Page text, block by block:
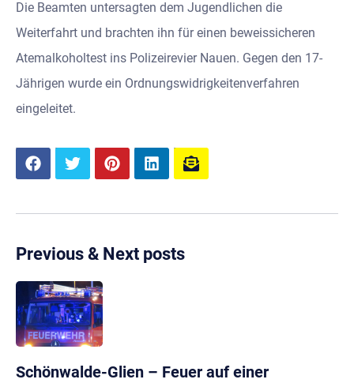
Die Beamten untersagten dem Jugendlichen die
Weiterfahrt und brachten ihn für einen beweissicheren
Atemalkoholtest ins Polizeirevier Nauen. Gegen den 17-
Jährigen wurde ein Ordnungswidrigkeitenverfahren
eingeleitet.
Previous & Next posts
Schönwalde-Glien – Feuer auf einer